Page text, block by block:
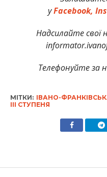
уFacebook,
Надсилайте
Телефонуйте за
МІТКИ: ІВАНО-
ІІІ СТУПЕНЯ